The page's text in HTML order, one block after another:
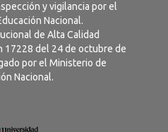
y vigilancia por el
Nacional.
de Alta Calidad
17228 del 24 de octubre de
por el Ministerio de
Nacional.